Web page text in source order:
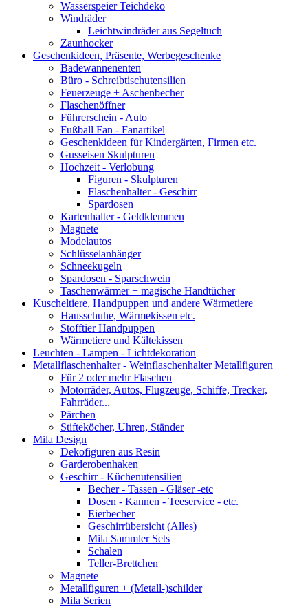
Wasserspeier Teichdeko
Windräder
Leichtwindräder aus Segeltuch
Zaunhocker
Geschenkideen, Präsente, Werbegeschenke
Badewannenenten
Büro - Schreibtischutensilien
Feuerzeuge + Aschenbecher
Flaschenöffner
Führerschein - Auto
Fußball Fan - Fanartikel
Geschenkideen für Kindergärten, Firmen etc.
Gusseisen Skulpturen
Hochzeit - Verlobung
Figuren - Skulpturen
Flaschenhalter - Geschirr
Spardosen
Kartenhalter - Geldklemmen
Magnete
Modelautos
Schlüsselanhänger
Schneekugeln
Spardosen - Sparschwein
Taschenwärmer + magische Handtücher
Kuscheltiere, Handpuppen und andere Wärmetiere
Hausschuhe, Wärmekissen etc.
Stofftier Handpuppen
Wärmetiere und Kältekissen
Leuchten - Lampen - Lichtdekoration
Metallflaschenhalter - Weinflaschenhalter Metallfiguren
Für 2 oder mehr Flaschen
Motorräder, Autos, Flugzeuge, Schiffe, Trecker,
Fahrräder...
Pärchen
Stifteköcher, Uhren, Ständer
Mila Design
Dekofiguren aus Resin
Garderobenhaken
Geschirr - Küchenutensilien
Becher - Tassen - Gläser -etc
Dosen - Kannen - Teeservice - etc.
Eierbecher
Geschirrübersicht (Alles)
Mila Sammler Sets
Schalen
Teller-Brettchen
Magnete
Metallfiguren + (Metall-)schilder
Mila Serien